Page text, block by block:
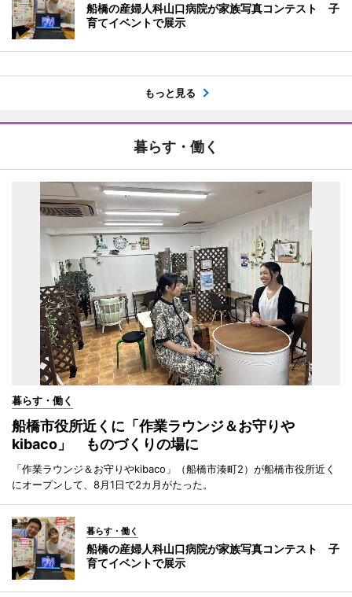
船橋の産婦人科山口病院が家族写真コンテスト 子
育てイベントで展示
もっと見る
暮らす・働く
暮らす・働く
船橋市役所近くに「作業ラウンジ＆お守りや
kibaco」 ものづくりの場に
「作業ラウンジ＆お守りやkibaco」（船橋市湊町2）が船橋市役所近く
にオープンして、8月1日で2カ月がたった。
暮らす・働く
船橋の産婦人科山口病院が家族写真コンテスト 子
育てイベントで展示